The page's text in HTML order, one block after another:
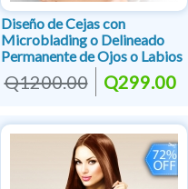
Diseño de Cejas con
Microblading o Delineado
Permanente de Ojos o Labios
Q1200.00 Q299.00